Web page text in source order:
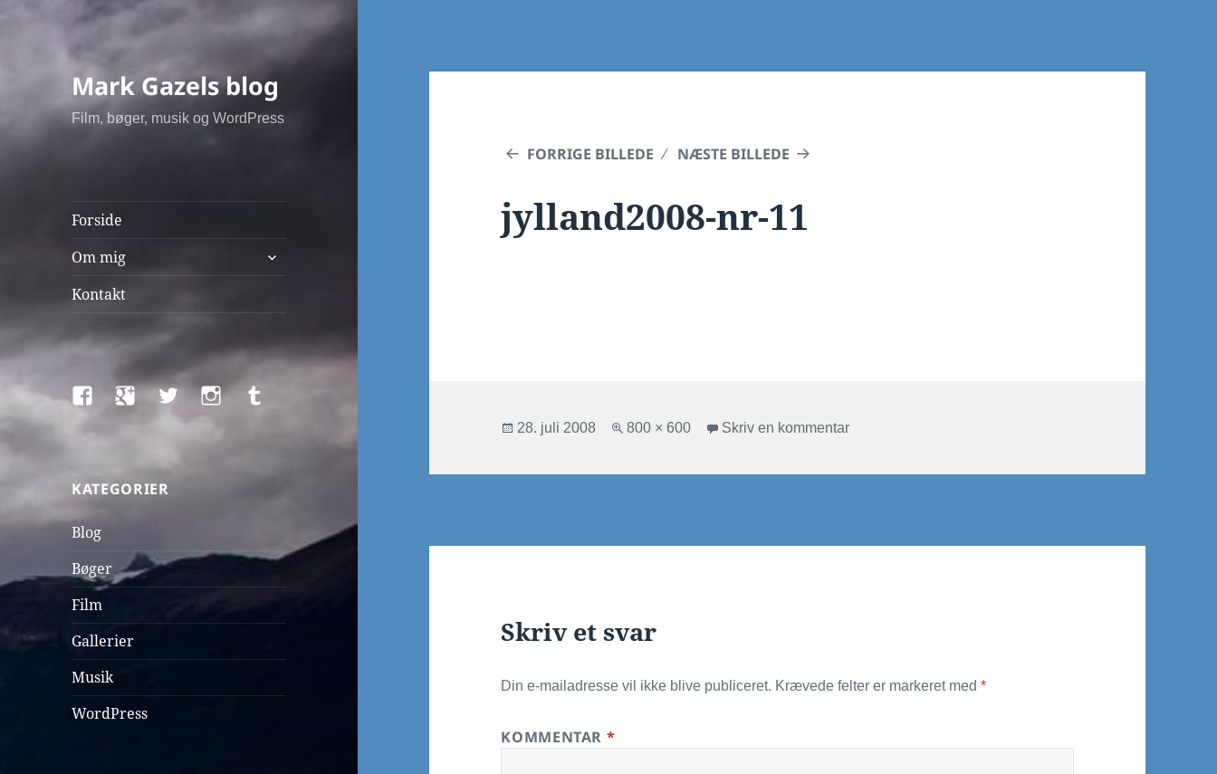
Mark Gazels blog
Film, bøger, musik og WordPress
Forside
Om mig
udvid
undermenu
Kontakt
FacebookGoogle+TwitterInstagram
Tumblr
KATEGORIER
Blog
Bøger
Film
Gallerier
Musik
WordPress
FORRIGE BILLEDE NÆSTE BILLEDE
jylland2008-nr-11
Udgivet
28. juli 2008
Fuld
800 × 600 Skriv en kommentartil jylland2008-nr-11
Skriv et svar
Din e-mailadresse vil ikke blive publiceret. Krævede felter er markeret med*
KOMMENTAR *